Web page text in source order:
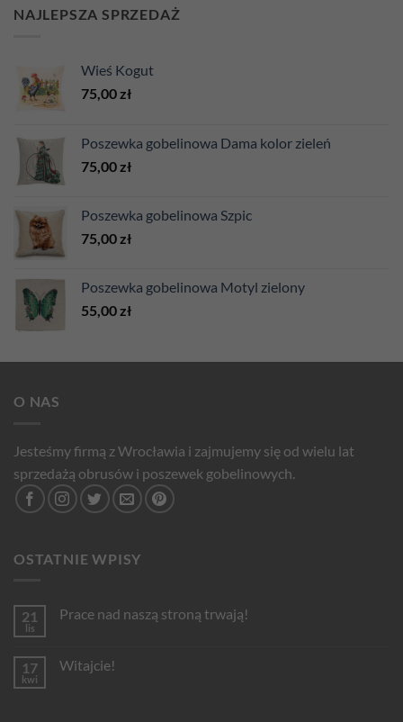
NAJLEPSZA SPRZEDAŻ
Wieś Kogut
75,00 zł
Poszewka gobelinowa Dama kolor zieleń
75,00 zł
Poszewka gobelinowa Szpic
75,00 zł
Poszewka gobelinowa Motyl zielony
55,00 zł
O NAS
Jesteśmy firmą z Wrocławia i zajmujemy się od wielu lat
sprzedażą obrusów i poszewek gobelinowych.
OSTATNIE WPISY
21
lis
Prace nad naszą stroną trwają!
Prace
17
kwi
Witajcie!